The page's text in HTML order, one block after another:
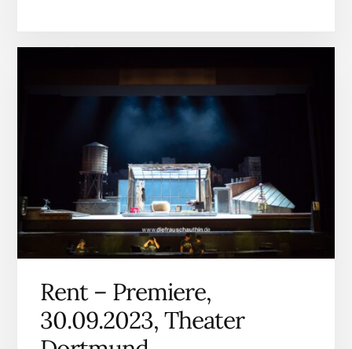
Rent – Premiere,
30.09.2023, Theater